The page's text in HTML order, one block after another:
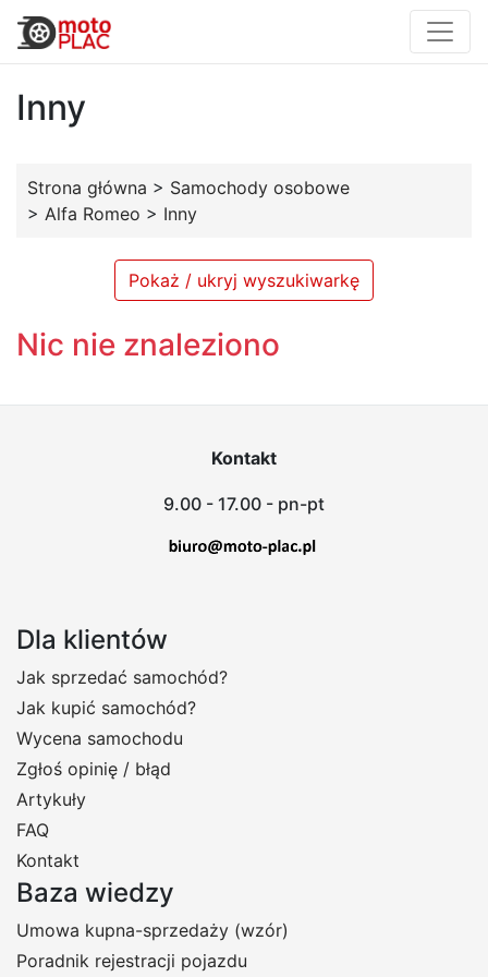
Inny
Strona główna > Samochody osobowe
> Alfa Romeo > Inny
Pokaż / ukryj wyszukiwarkę
Nic nie znaleziono
Kontakt
9.00 - 17.00 - pn-pt
Dla klientów
Jak sprzedać samochód?
Jak kupić samochód?
Wycena samochodu
Zgłoś opinię / błąd
Artykuły
FAQ
Kontakt
Baza wiedzy
Umowa kupna-sprzedaży (wzór)
Poradnik rejestracji pojazdu